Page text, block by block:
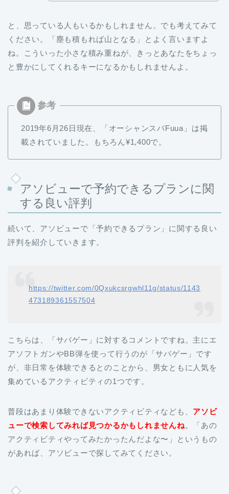
と、思っている人もいるかもしれません。でも考えてみて
ください。「塵も積もれば山となる」とよく言いますよ
ね。こういった小さな積み重ねが、きっとあなたをちょっ
と豊かにしてくれるキーになるかもしれませんよ。
2019年6月26日現在、「オーシャンスパFuua」は掲
載されていました。もちろん¥1,400で。
アソビューで予約できるプランに関
する良い評判
続いて、アソビューで「予約できるプラン」に関する良い
評判を紹介していきます。
https://twitter.com/0Qxukcsrgwhl11g/status/1143
473189361557504
こちらは、「サバゲー」に対するコメントですね。主にエ
アソフトガンやBB弾を使って行うのが「サバゲー」です
が、非日常を体験できるとのことから、男女ともに人気を
集めているアクティビティの1つです。
普段はあまり体験できないアクティビティなども、 アソビ
ューで検索してみれば見つかるかもしれませんね。「あの
アクティビティやってみたかったんだよな〜」というもの
があれば、アソビューで探してみてください。